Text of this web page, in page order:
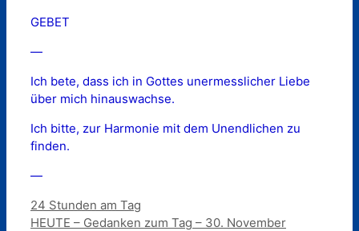
GEBET
—
Ich bete, dass ich in Gottes unermesslicher Liebe
über mich hinauswachse.
Ich bitte, zur Harmonie mit dem Unendlichen zu
finden.
—
Kategorien
24 Stunden am Tag
HEUTE – Gedanken zum Tag – 30. November